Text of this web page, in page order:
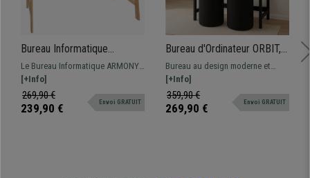
Bureau Informatique
ARMONY, 115x58x76 cm,
Design Moderne, En Bois,
couleur Blanc
Le Bureau Informatique ARMONY
présente un Design moderne,
simple et fonctionnel. Structure en
bois robuste.
[+Info]
269,90 €
239,90 € Envoi GRATUIT
Bureau d'Ordinateur ORBIT,
Design Tendance,
Dimensions 110 x 60 x 78
cm, En Bois Noir
Bureau au design moderne et
fonctionnel. Avec des tiroirs
pratiques pour le rangement,
fabriqué avec des matériaux de
[+Info]
359,90 €
269,90 € Envoi GRATUIT